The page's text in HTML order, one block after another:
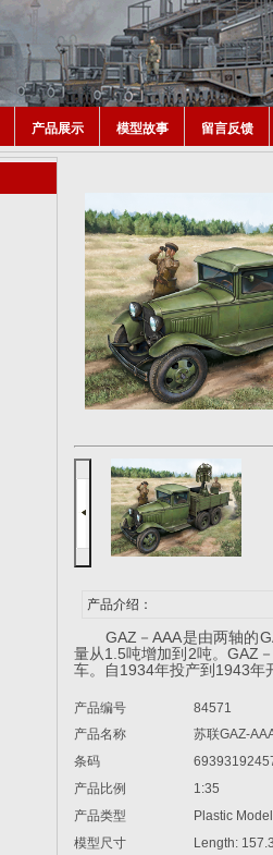
产品展示 模型故事 留言反馈
产品介绍：
GAZ －AAA是由两轴的
量从1.5吨增加到 2吨。 GAZ －
车。自1934年投产到 1943年
产品编号
84571
产品名称
苏联GAZ-
条码
产品比例
1:35
产品类型
Plastic Model
模型尺寸
Length: